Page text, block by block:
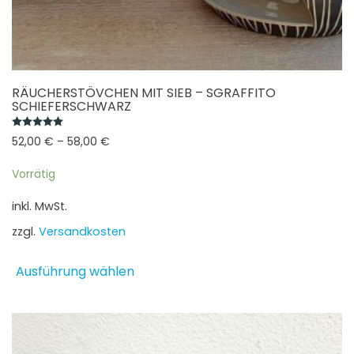
RÄUCHERSTÖVCHEN MIT SIEB – SGRAFFITO
SCHIEFERSCHWARZ
52,00 € – 58,00 €
Vorrätig
inkl. MwSt.
zzgl. Versandkosten
Ausführung wählen
mehrere
Varianten